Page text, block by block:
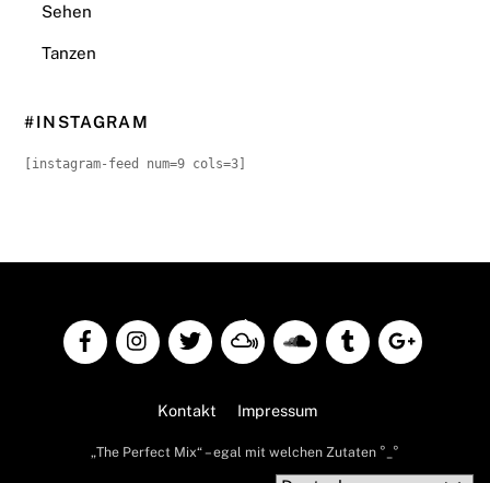
Sehen
Tanzen
#INSTAGRAM
[instagram-feed num=9 cols=3]
Back
To
Kontakt
Impressum
„The Perfect Mix“ – egal mit welchen Zutaten °_°